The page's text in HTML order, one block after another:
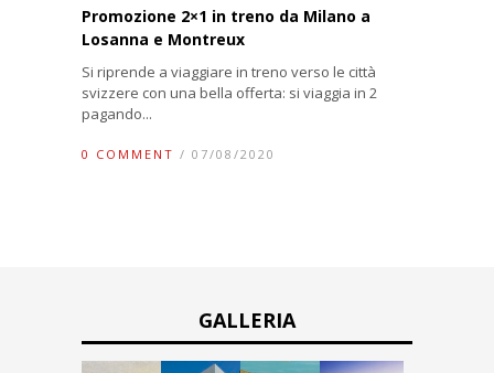
Promozione 2×1 in treno da Milano a
Losanna e Montreux
Si riprende a viaggiare in treno verso le città
svizzere con una bella offerta: si viaggia in 2
pagando...
0 COMMENT / 07/08/2020
GALLERIA